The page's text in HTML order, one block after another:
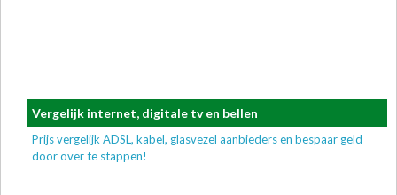
Vergelijk internet, digitale tv en bellen
Prijs vergelijk ADSL, kabel, glasvezel aanbieders en bespaar geld
door over te stappen!